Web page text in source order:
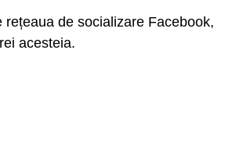
de socializare Facebook,
acesteia.